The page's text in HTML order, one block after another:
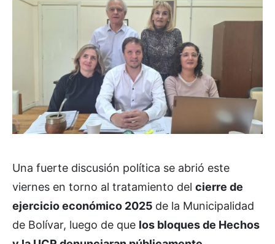
Una fuerte discusión política se abrió este
viernes en torno al tratamiento del cierre de
ejercicio económico 2025 de la Municipalidad
de Bolívar, luego de que los bloques de Hechos